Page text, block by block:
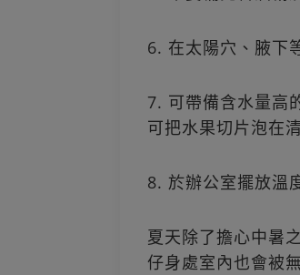
6. 在太陽穴、腋下
7. 可帶備含水量高
可把水果切片泡在
8. 於辦公室擺放溫
夏天除了擔心中暑
仔身處室內也會被